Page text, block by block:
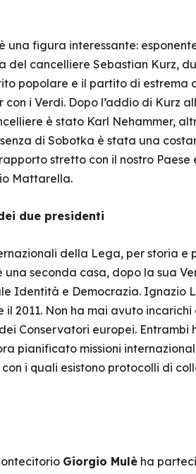
figura interessante:
del cancelliere Sebastian Kurz,
popolare e il partito di estrema
con i Verdi. Dopo l’addio di Kurz
è stato Karl Nehammer,
di Sobotka è stata una
stretto con il nostro
Mattarella.
due presidenti
della Lega, per storia
seconda casa, dopo la sua
Identità e Democrazia. Ignazio
2011. Non ha mai avuto
Conservatori europei. Entrambi
pianificato missioni
i quali esistono protocolli di
Giorgio Mulèha